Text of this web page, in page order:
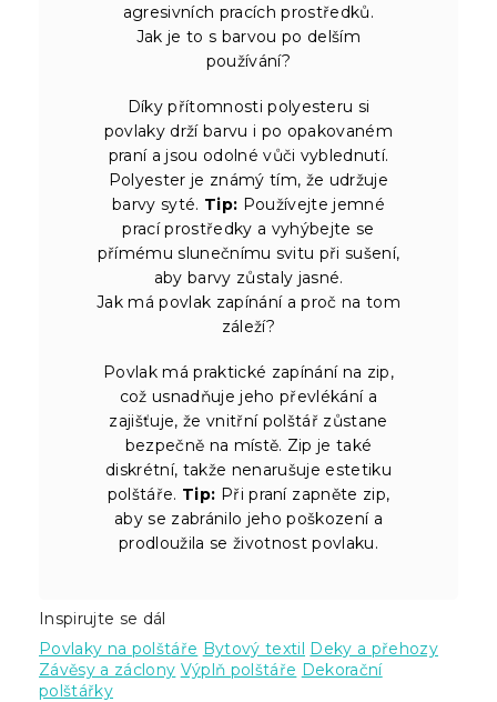
agresivních pracích prostředků.
Jak je to s barvou po delším
používání?
Díky přítomnosti polyesteru si
povlaky drží barvu i po opakovaném
praní a jsou odolné vůči vyblednutí.
Polyester je známý tím, že udržuje
barvy syté. Tip: Používejte jemné
prací prostředky a vyhýbejte se
přímému slunečnímu svitu při sušení,
aby barvy zůstaly jasné.
Jak má povlak zapínání a proč na tom
záleží?
Povlak má praktické zapínání na zip,
což usnadňuje jeho převlékání a
zajišťuje, že vnitřní polštář zůstane
bezpečně na místě. Zip je také
diskrétní, takže nenarušuje estetiku
polštáře. Tip: Při praní zapněte zip,
aby se zabránilo jeho poškození a
prodloužila se životnost povlaku.
Inspirujte se dál
Povlaky na polštáře Bytový textil Deky a přehozy
Závěsy a záclony Výplň polštáře Dekorační
polštářky